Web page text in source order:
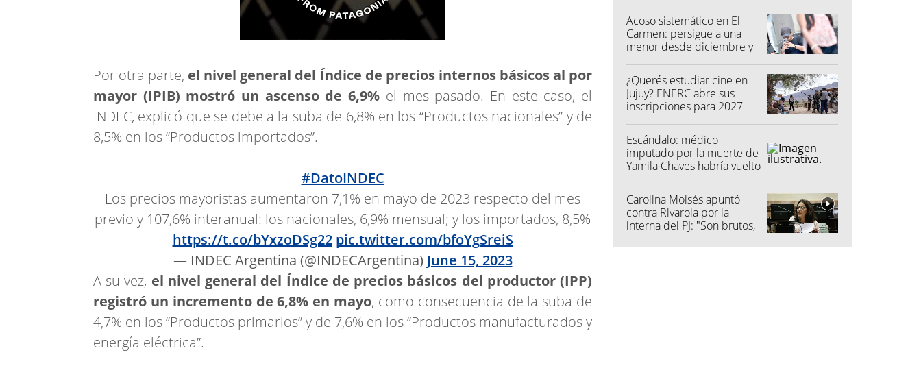
Por otra parte, el nivel general del Índice de precios internos básicos al por
mayor (IPIB) mostró un ascenso de 6,9% el mes pasado. En este caso, el
INDEC, explicó que se debe a la suba de 6,8% en los “Productos nacionales” y de
8,5% en los “Productos importados”.
#DatoINDEC
Los precios mayoristas aumentaron 7,1% en mayo de 2023 respecto del mes
previo y 107,6% interanual: los nacionales, 6,9% mensual; y los importados, 8,5%
https://t.co/bYxzoDSg22 pic.twitter.com/bfoYgSreiS
— INDEC Argentina (@INDECArgentina) June 15, 2023
A su vez, el nivel general del Índice de precios básicos del productor (IPP)
registró un incremento de 6,8% en mayo, como consecuencia de la suba de
4,7% en los “Productos primarios” y de 7,6% en los “Productos manufacturados y
energía eléctrica”.
Acoso sistemático en El
Carmen: persigue a una
menor desde diciembre y
¿Querés estudiar cine en
Jujuy? ENERC abre sus
inscripciones para 2027
Escándalo: médico
imputado por la muerte de
Yamila Chaves habría vuelto
Carolina Moisés apuntó
contra Rivarola por la
interna del PJ: "Son brutos,